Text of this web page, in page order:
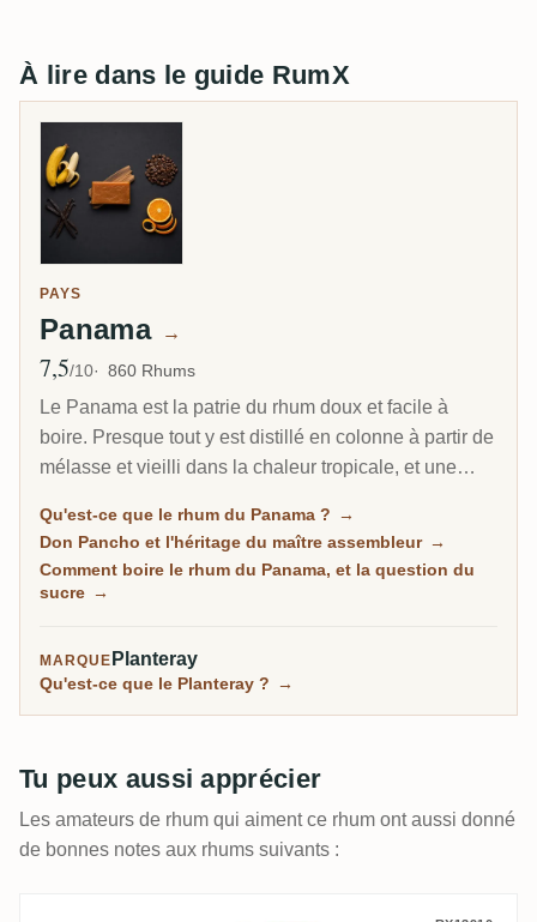
À lire dans le guide RumX
PAYS
Panama →
Note moyenne
7,5/10 860 Rhums
Le Panama est la patrie du rhum doux et facile à
boire. Presque tout y est distillé en colonne à partir de
mélasse et vieilli dans la chaleur tropicale, et une
assembleur cubain Don Pancho. C'est la porte
d'entrée accueillante vers le rhum vieilli, souple et
rond, même si certaines bouteilles tirent vers le sucré.
Qu'est-ce que le rhum du Panama ? →
Don Pancho et l'héritage du maître assembleur →
Comment boire le rhum du Panama, et la question du
sucre →
MARQUE Planteray
Qu'est-ce que le Planteray ? →
Tu peux aussi apprécier
Les amateurs de rhum qui aiment ce rhum ont aussi donné
de bonnes notes aux rhums suivants :